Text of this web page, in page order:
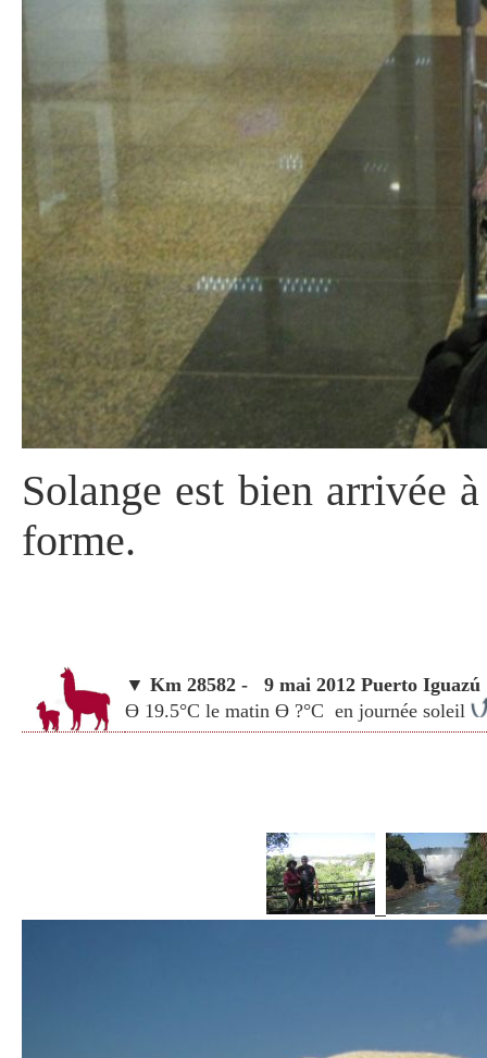
Solange est bien arrivée
forme.
▼ Km 28582 - 9 mai 2012 Puerto
Ө 19.5°C le matin Ө ?°C en journée soleil